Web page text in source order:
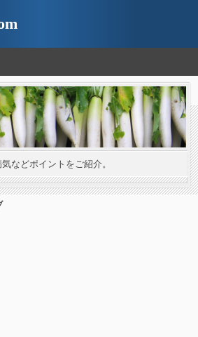
などポイントをご紹介。